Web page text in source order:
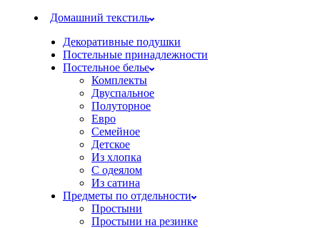
Домашний текстиль
Декоративные подушки
Постельные принадлежности
Постельное белье
Комплекты
Двуспальное
Полуторное
Евро
Семейное
Детское
Из хлопка
С одеялом
Из сатина
Предметы по отдельности
Простыни
Простыни на резинке